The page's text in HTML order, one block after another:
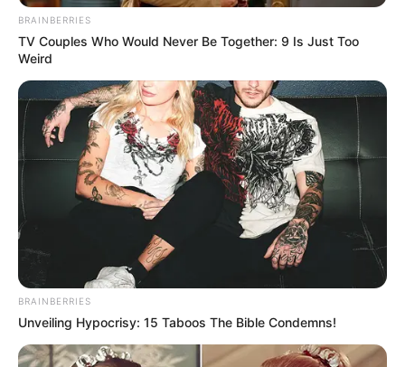
Nagy volt a pánik, a rendőrség pedig lezárta az
útszakaszt.
BRAINBERRIES
TV Couples Who Would Never Be Together: 9 Is Just Too
Weird
BRAINBERRIES
Unveiling Hypocrisy: 15 Taboos The Bible Condemns!